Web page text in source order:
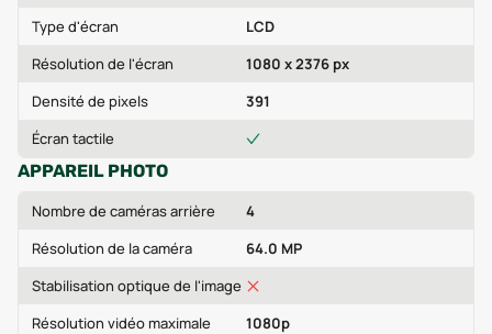
Type d'écran
LCD
Résolution de l'écran
1080 x 2376 px
Densité de pixels
391
Écran tactile
APPAREIL PHOTO
Nombre de caméras arrière
4
Résolution de la caméra
64.0 MP
Stabilisation optique de l'image
Résolution vidéo maximale
1080p